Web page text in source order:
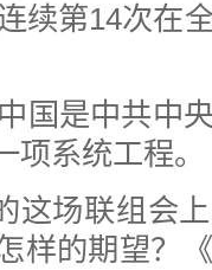
续第14次在
是中共中
系统工程。
场联组会上
样的期望？